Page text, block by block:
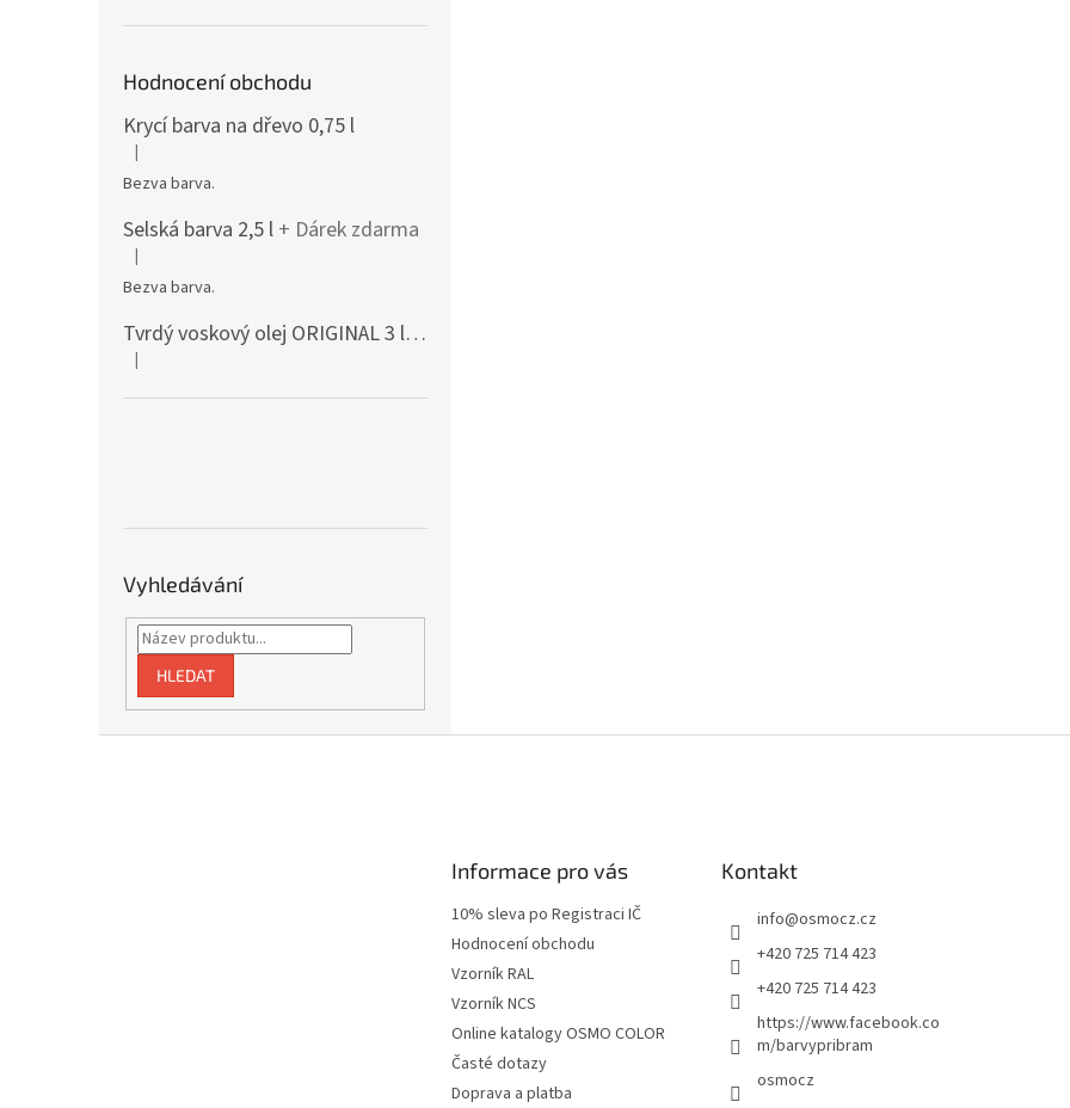
Hodnocení obchodu
Krycí barva na dřevo 0,75 l
Hodnocení produktu je 5 z 5 hvězdiček.
|
Bezva barva.
Selská barva 2,5 l + Dárek zdarma
Hodnocení produktu je 5 z 5 hvězdiček.
|
Bezva barva.
Tvrdý voskový olej ORIGINAL 3 l mat 3062
Hodnocení produktu je 5 z 5 hvězdiček.
|
Vyhledávání
HLEDAT
Informace pro vás
10% sleva po Registraci IČ
Hodnocení obchodu
Vzorník RAL
Vzorník NCS
Online katalogy OSMO COLOR
Časté dotazy
Doprava a platba
Kontakt
info@osmocz.cz
+420 725 714 423
+420 725 714 423
https://www.facebook.co
m/barvypribram
osmocz